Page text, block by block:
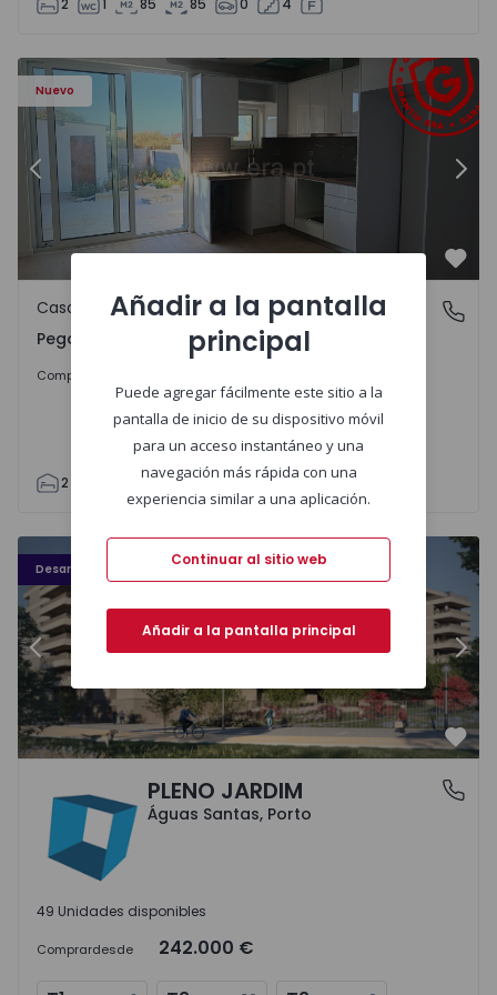
2 1 85 85 0 4
Nuevo
Casa T2 Abrantes, Pego - 1575171 - 9
Anterior
Pego, Abrantes
Casa
Pego, Abrantes
Comprar
2 99 59 110 0
Desarrollo
PLENO JARDIM - 3
Anterior
Águas Santas, PortoPLENO JARDIM
Águas Santas, Porto
49 Unidades disponibles
Comprardesde 242.000 €
Añadir a la pantalla
principal
Puede agregar fácilmente este sitio a la
pantalla de inicio de su dispositivo móvil
para un acceso instantáneo y una
navegación más rápida con una
experiencia similar a una aplicación.
Continuar al sitio web
Añadir a la pantalla principal